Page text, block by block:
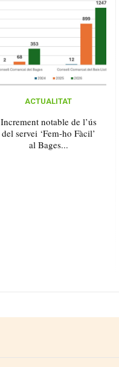
ACTUALITAT
Increment notable de l’ús
del servei ‘Fem-ho Fàcil’
al Bages...